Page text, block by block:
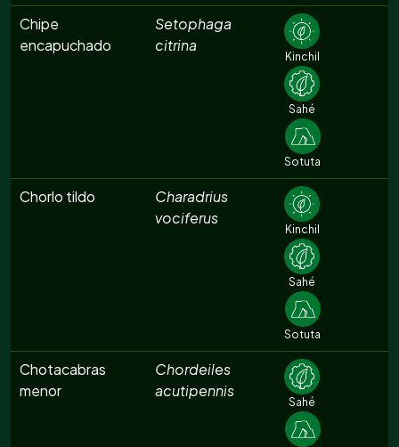
Chipe
encapuchado
Setophaga
citrina
Kinchil
Sahé
Sotuta
Chorlo tildo
Charadrius
vociferus
Kinchil
Sahé
Sotuta
Chotacabras
menor
Chordeiles
acutipennis
Sahé